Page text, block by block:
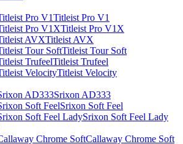
Titleist Pro V1
Titleist Pro V1X
Titleist AVX
Titleist Tour Soft
Titleist Trufeel
Titleist Velocity
Srixon AD333
Srixon Soft Feel
Srixon Soft Feel Lady
Callaway Chrome Soft